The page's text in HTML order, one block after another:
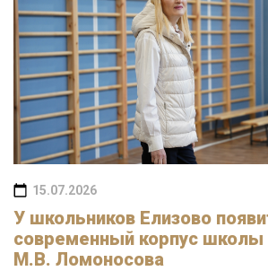
15.07.2026
У школьников Елизово
современный корпус
М.В. Ломоносова